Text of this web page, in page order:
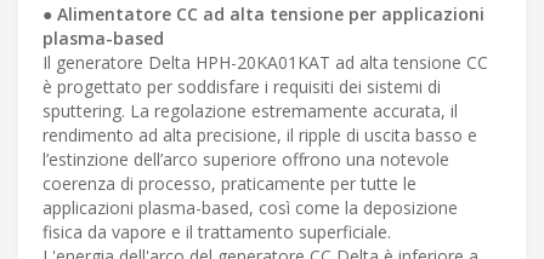
● Alimentatore CC ad alta tensione per applicazioni
plasma-based
Il generatore Delta HPH-20KA01KAT ad alta tensione CC
è progettato per soddisfare i requisiti dei sistemi di
sputtering. La regolazione estremamente accurata, il
rendimento ad alta precisione, il ripple di uscita basso e
l’estinzione dell’arco superiore offrono una notevole
coerenza di processo, praticamente per tutte le
applicazioni plasma-based, così come la deposizione
fisica da vapore e il trattamento superficiale.